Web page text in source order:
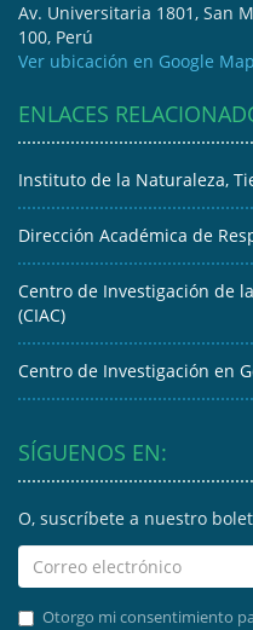
Av. Universitaria 1801, San
100, Perú
Ver ubicación en Google
ENLACES
Instituto de la Naturaleza,
Dirección Académica de
Centro de Investigación de
(CIAC)
Centro de Investigación en
SÍGUENOS EN:
O, suscríbete a nuestro
Otorgo mi consentimiento